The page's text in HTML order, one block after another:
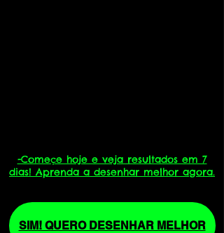
-Começe hoje e veja resultados em 7
dias! Aprenda a desenhar melhor agora.
SIM! QUERO DESENHAR MELHOR